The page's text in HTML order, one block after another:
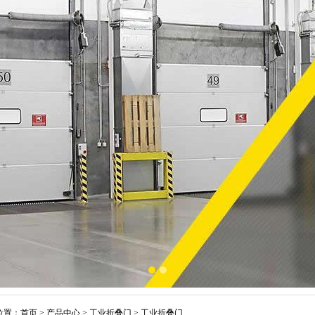
： 首页 > 产品中心 > 工业折叠门 > 工业折叠门